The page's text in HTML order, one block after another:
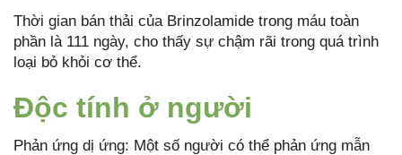
Thời gian bán thải của Brinzolamide trong máu toàn
phần là 111 ngày, cho thấy sự chậm rãi trong quá trình
loại bỏ khỏi cơ thể.
Độc tính ở người
Phản ứng dị ứng: Một số người có thể phản ứng mẫn